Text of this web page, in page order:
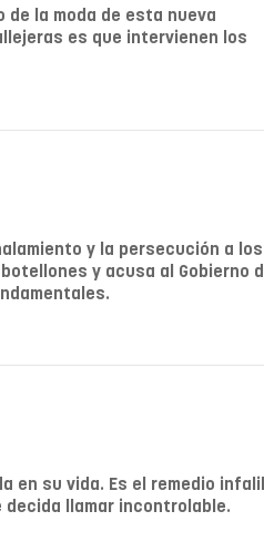
de la moda de esta nueva
es que intervienen los
y la persecución a los
y acusa al Gobierno
en su vida. Es el remedio
llamar incontrolable.